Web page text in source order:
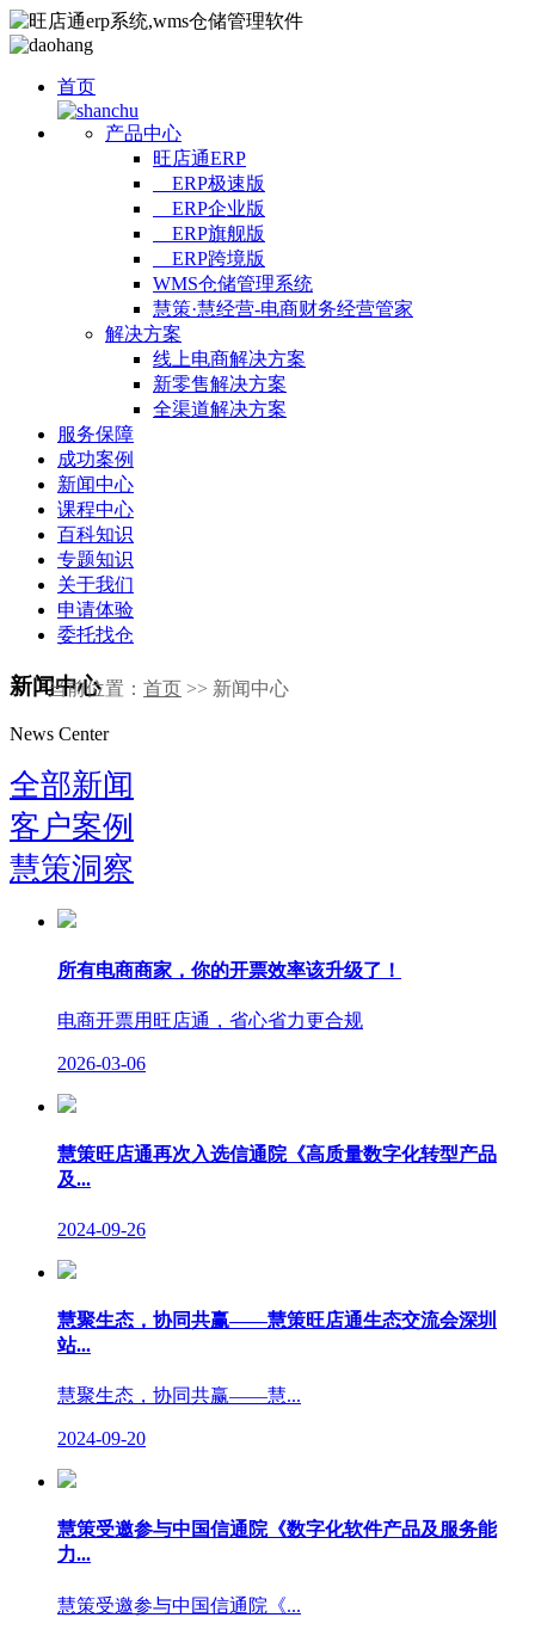
首页
产品中心
旺店通ERP
ERP极速版
ERP企业版
ERP旗舰版
ERP跨境版
WMS仓储管理系统
慧策·慧经营-电商财务经营管家
解决方案
线上电商解决方案
新零售解决方案
全渠道解决方案
服务保障
成功案例
新闻中心
课程中心
百科知识
专题知识
关于我们
申请体验
委托找仓
当前位置： 首页 >> 新闻中心
新闻中心
News Center
全部新闻
客户案例
慧策洞察
所有电商商家，你的开票效率该升级了！
电商开票用旺店通，省心省力更合规
2026-03-06
慧策旺店通再次入选信通院《高质量数字化转型产品
及...
2024-09-26
慧聚生态，协同共赢——慧策旺店通生态交流会深圳
站...
慧聚生态，协同共赢——慧...
2024-09-20
慧策受邀参与中国信通院《数字化软件产品及服务能
力...
慧策受邀参与中国信通院《...